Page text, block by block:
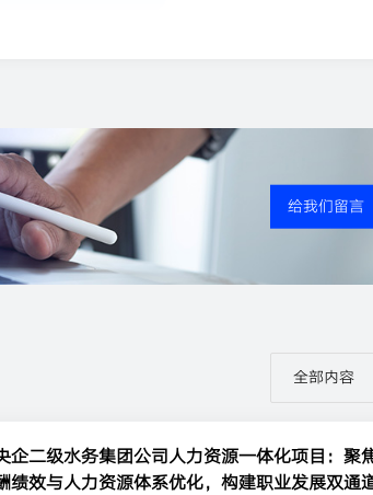
给我们留言
企二级水务集团公司人力资源一体化项目：聚
绩效与人力资源体系优化，构建职业发展双通